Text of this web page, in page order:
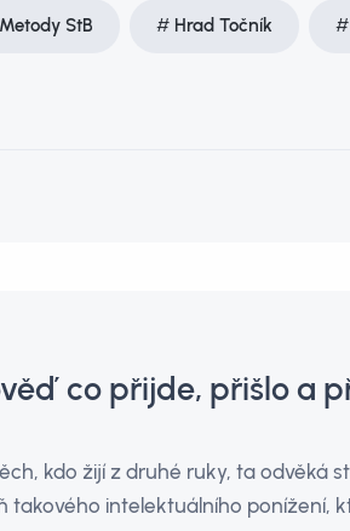
Metody StB Hrad Točník
co přijde, přišlo a
kdo žijí z druhé ruky, ta odvěká
takového intelektuálního ponížení,